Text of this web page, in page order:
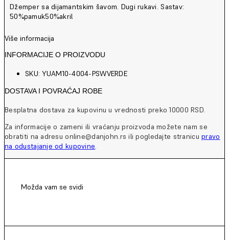
Džemper sa dijamantskim šavom. Dugi rukavi. Sastav:
50%pamuk50%akril
Više informacija
INFORMACIJE O PROIZVODU
SKU: YUAM10-4004-PSWVERDE
DOSTAVA I POVRAĆAJ ROBE
Besplatna dostava za kupovinu u vrednosti preko 10000 RSD.
Za informacije o zameni ili vraćanju proizvoda možete nam se
obratiti na adresu online@danjohn.rs ili pogledajte stranicupravo
na odustajanje od kupovine.
Možda vam se svidi